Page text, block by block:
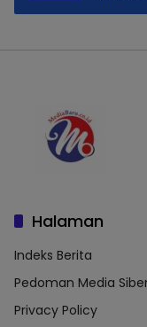
Halaman
Indeks Berita
Pedoman Media
Privacy Policy